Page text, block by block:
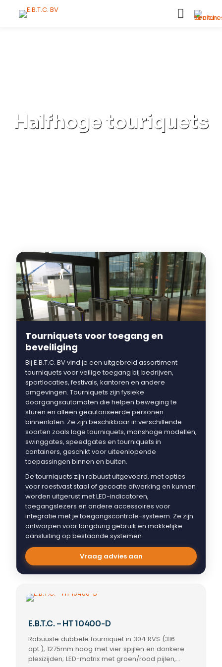
Halfhoge touriquets
Tourniquets voor toegang en
beveiliging
Bij E.B.T.C. BV vind je een uitgebreid assortiment
tourniquets voor veilige toegang bij bedrijven,
sportlocaties, festivals, kantoren en andere
omgevingen. Tourniquets zijn fysieke
doorgangsautomaten die helpen beweging te
sturen en alleen geautoriseerde personen
binnenlaten. Ze zijn beschikbaar in verschillende
soorten zoals lage tourniquets, manshoge modellen,
swinggates, speedgates en tourniquets in
containers, geschikt voor uiteenlopende
toepassingen binnen en buiten.
De tourniquets zijn robuust uitgevoerd, met opties
voor roestvast staal of gecoate afwerking en kunnen
worden uitgerust met LED-indicatoren,
toegangslezers en andere accessoires voor
integratie met je toegangscontrole-systeem. Ze zijn
ontworpen voor langdurig gebruik en makkelijke
aansluiting op bestaande systemen
Vraag advies aan
E.B.T.C. – HT 10400-D
Robuuste dubbele tourniquet in 304 RVS (316
opt.), 1275mm hoog met vier spijlen en donkere
plexizijden; LED-matrix met groen/rood pijlen,